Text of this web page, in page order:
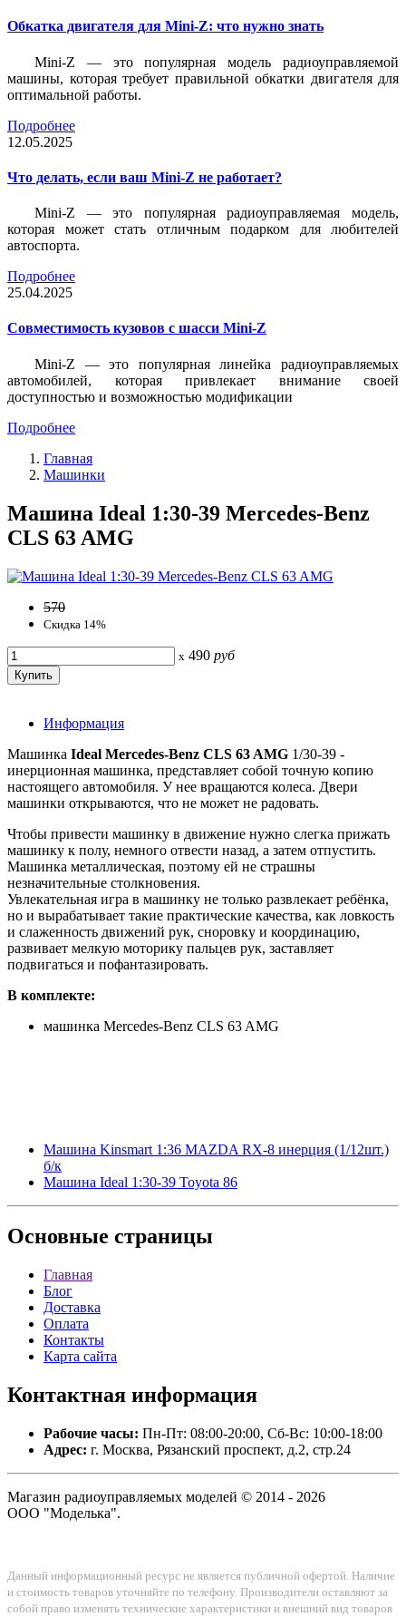
Обкатка двигателя для Mini-Z: что нужно знать
Mini-Z — это популярная модель радиоуправляемой
машины, которая требует правильной обкатки двигателя для
оптимальной работы.
Подробнее
12.05.2025
Что делать, если ваш Mini-Z не работает?
Mini-Z — это популярная радиоуправляемая модель,
которая может стать отличным подарком для любителей
автоспорта.
Подробнее
25.04.2025
Совместимость кузовов с шасси Mini-Z
Mini-Z — это популярная линейка радиоуправляемых
автомобилей, которая привлекает внимание своей
доступностью и возможностью модификации
Подробнее
Главная
Машинки
Машина Ideal 1:30-39 Mercedes-Benz
CLS 63 AMG
570
Скидка 14%
x 490 руб
Информация
Машинка Ideal Mercedes-Benz CLS 63 AMG 1/30-39 -
инерционная машинка, представляет собой точную копию
настоящего автомобиля. У нее вращаются колеса. Двери
машинки открываются, что не может не радовать.
Чтобы привести машинку в движение нужно слегка прижать
машинку к полу, немного отвести назад, а затем отпустить.
Машинка металлическая, поэтому ей не страшны
незначительные столкновения.
Увлекательная игра в машинку не только развлекает ребёнка,
но и вырабатывает такие практические качества, как ловкость
и слаженность движений рук, сноровку и координацию,
развивает мелкую моторику пальцев рук, заставляет
подвигаться и пофантазировать.
В комплекте:
машинка Mercedes-Benz CLS 63 AMG
Машина Kinsmart 1:36 MAZDA RX-8 инерция (1/12шт.)
б/к
Машина Ideal 1:30-39 Toyota 86
Основные страницы
Главная
Блог
Доставка
Оплата
Контакты
Карта сайта
Контактная информация
Рабочие часы: Пн-Пт: 08:00-20:00, Сб-Вс: 10:00-18:00
Адрес: г. Москва, Рязанский проспект, д.2, стр.24
Магазин радиоуправляемых моделей © 2014 - 2026
ООО "Моделька".
Данный информационный ресурс не является публичной офертой. Наличие
и стоимость товаров уточняйте по телефону. Производители оставляют за
собой право изменять технические характеристики и внешний вид товаров